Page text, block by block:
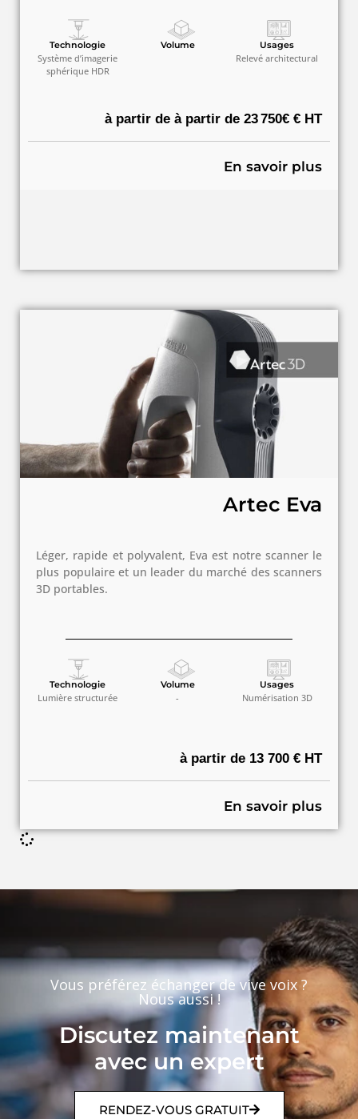
Technologie
Système d’imagerie
sphérique HDR
Volume Usages
Relevé architectural
à partir de à partir de 23 750€ € HT
En savoir plus
Artec Eva
Léger, rapide et polyvalent, Eva est notre scanner le
plus populaire et un leader du marché des scanners
3D portables.
Technologie
Lumière structurée
Volume
-
Usages
Numérisation 3D
à partir de 13 700 € HT
En savoir plus
Vous préférez échanger de vive voix ?
Nous aussi !
Discutez maintenant
avec un expert
RENDEZ-VOUS GRATUIT